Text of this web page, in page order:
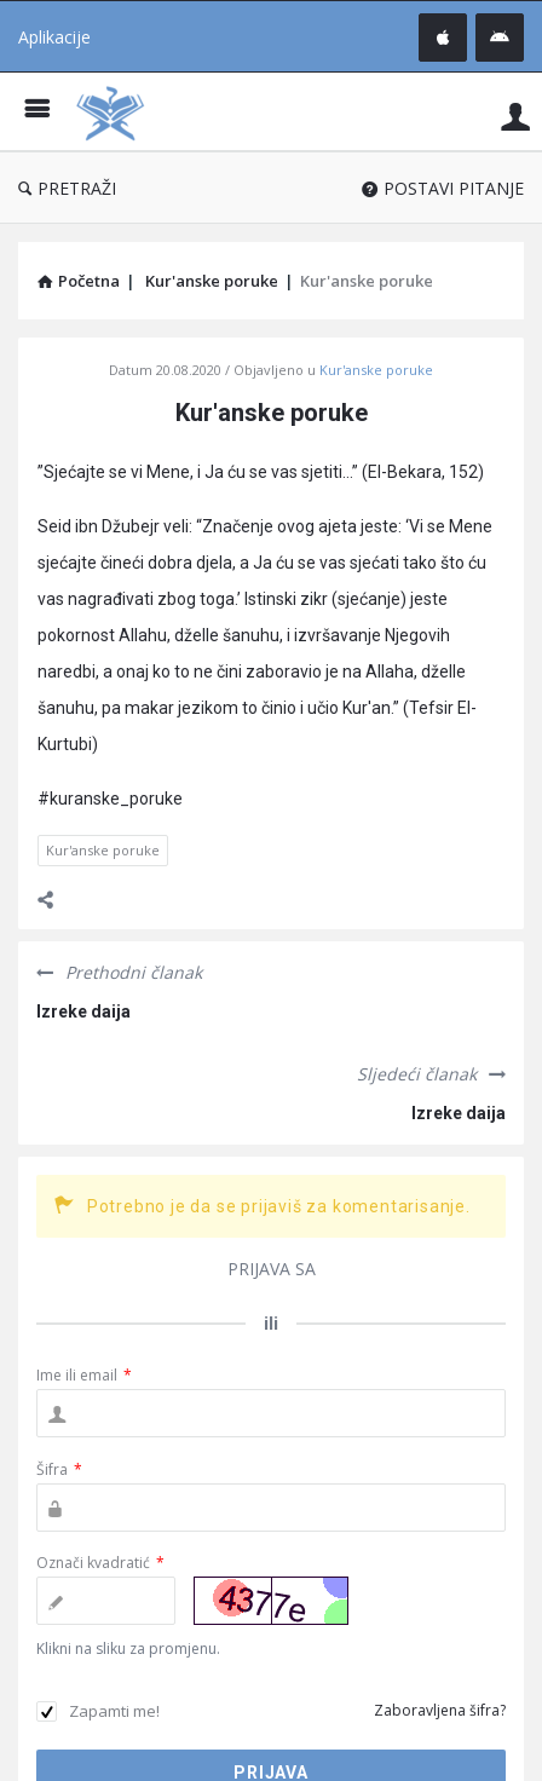
Aplikacije
®
PRETRAŽI POSTAVI PITANJE
Početna | Kur'anske poruke | Kur'anske poruke
Latest
Datum 20.08.2020 Objavljeno u Kur'anske poruke
Kur'anske poruke
”Sjećajte se vi Mene, i Ja ću se vas sjetiti…” (El-Bekara, 152)
Seid ibn Džubejr veli: “Značenje ovog ajeta jeste: ‘Vi se Mene
sjećajte čineći dobra djela, a Ja ću se vas sjećati tako što ću
vas nagrađivati zbog toga.’ Istinski zikr (sjećanje) jeste
pokornost Allahu, dželle šanuhu, i izvršavanje Njegovih
naredbi, a onaj ko to ne čini zaboravio je na Allaha, dželle
šanuhu, pa makar jezikom to činio i učio Kur'an.” (Tefsir El-
Kurtubi)
#kuranske_poruke
Kur'anske poruke
Prethodni članak
Izreke daija
Sljedeći članak
Izreke daija
Potrebno je da se prijaviš za komentarisanje.
PRIJAVA SA
ili
Ime ili email *
Šifra *
Označi kvadratić *
Klikni na sliku za promjenu.
Zapamti me! Zaboravljena šifra?